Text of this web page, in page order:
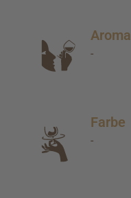
Aroma
-
Farbe
-